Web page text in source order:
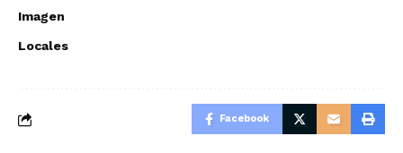
Imagen
Locales
Facebook